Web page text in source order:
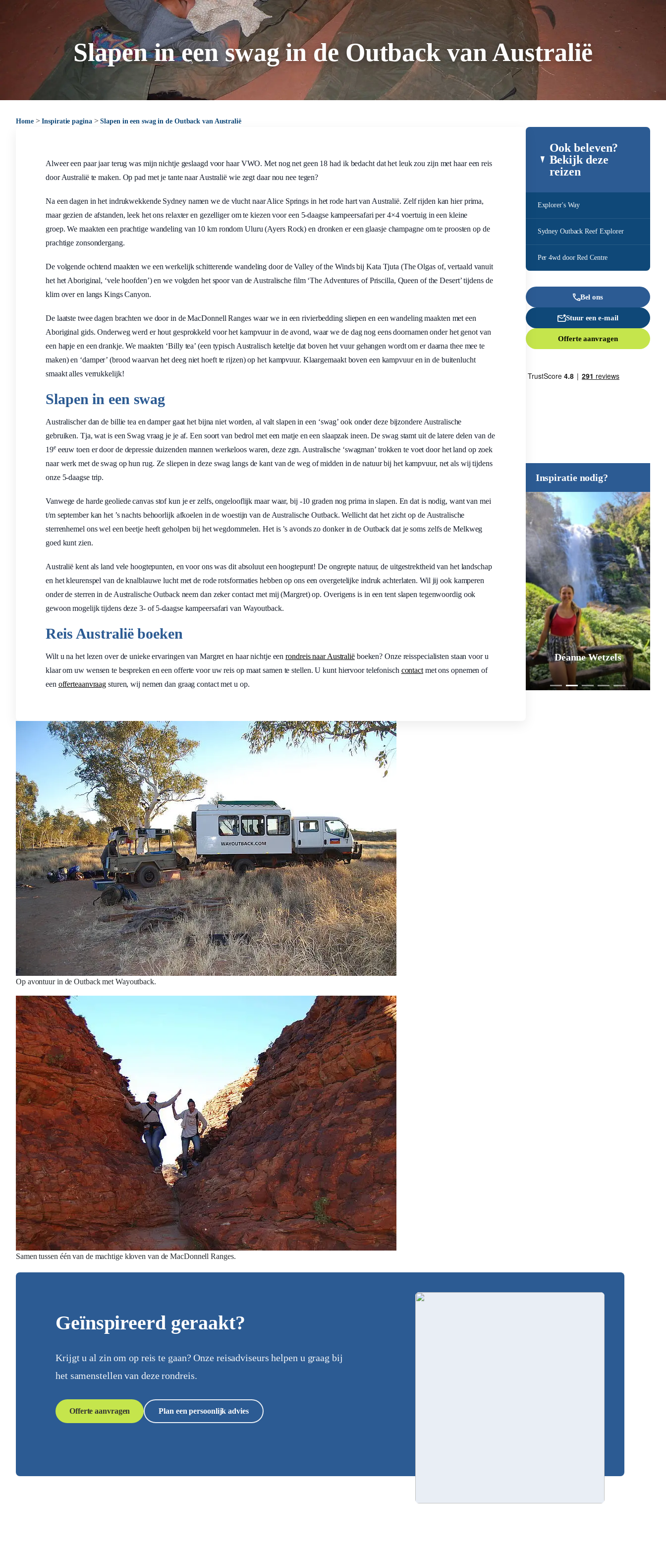
Slapen in een swag in de Outback van Australië
Home>Inspiratie pagina>Slapen in een swag in de Outback van Australië
Ook beleven?
Bekijk deze
reizen
Explorer's Way
Sydney Outback Reef Explorer
Per 4wd door Red Centre
Bel ons
Stuur een e-mail
Offerte aanvragen
Inspiratie nodig?
Déanne Wetzels
Alweer een paar jaar terug was mijn nichtje geslaagd voor haar VWO. Met nog net geen 18 had ik bedacht dat het leuk zou zijn met haar een reis
door Australië te maken. Op pad met je tante naar Australië wie zegt daar nou nee tegen?
Na een dagen in het indrukwekkende Sydney namen we de vlucht naar Alice Springs in het rode hart van Australië. Zelf rijden kan hier prima,
maar gezien de afstanden, leek het ons relaxter en gezelliger om te kiezen voor een 5-daagse kampeersafari per 4×4 voertuig in een kleine
groep. We maakten een prachtige wandeling van 10 km rondom Uluru (Ayers Rock) en dronken er een glaasje champagne om te proosten op de
prachtige zonsondergang.
De volgende ochtend maakten we een werkelijk schitterende wandeling door de Valley of the Winds bij Kata Tjuta (The Olgas of, vertaald vanuit
het het Aboriginal, ‘vele hoofden’) en we volgden het spoor van de Australische film ‘The Adventures of Priscilla, Queen of the Desert’ tijdens de
klim over en langs Kings Canyon.
De laatste twee dagen brachten we door in de MacDonnell Ranges waar we in een rivierbedding sliepen en een wandeling maakten met een
Aboriginal gids. Onderweg werd er hout gesprokkeld voor het kampvuur in de avond, waar we de dag nog eens doornamen onder het genot van
een hapje en een drankje. We maakten ‘Billy tea’ (een typisch Australisch keteltje dat boven het vuur gehangen wordt om er daarna thee mee te
maken) en ‘damper’ (brood waarvan het deeg niet hoeft te rijzen) op het kampvuur. Klaargemaakt boven een kampvuur en in de buitenlucht
smaakt alles verrukkelijk!
Slapen in een swag
Australischer dan de billie tea en damper gaat het bijna niet worden, al valt slapen in een ‘swag’ ook onder deze bijzondere Australische
gebruiken. Tja, wat is een Swag vraag je je af. Een soort van bedrol met een matje en een slaapzak ineen. De swag stamt uit de latere delen van de
19eeeuw toen er door de depressie duizenden mannen werkeloos waren, deze zgn. Australische ‘swagman’ trokken te voet door het land op zoek
naar werk met de swag op hun rug. Ze sliepen in deze swag langs de kant van de weg of midden in de natuur bij het kampvuur, net als wij tijdens
onze 5-daagse trip.
Vanwege de harde geoliede canvas stof kun je er zelfs, ongelooflijk maar waar, bij -10 graden nog prima in slapen. En dat is nodig, want van mei
t/m september kan het ’s nachts behoorlijk afkoelen in de woestijn van de Australische Outback. Wellicht dat het zicht op de Australische
sterrenhemel ons wel een beetje heeft geholpen bij het wegdommelen. Het is ’s avonds zo donker in de Outback dat je soms zelfs de Melkweg
goed kunt zien.
Australië kent als land vele hoogtepunten, en voor ons was dit absoluut een hoogtepunt! De ongrepte natuur, de uitgestrektheid van het landschap
en het kleurenspel van de knalblauwe lucht met de rode rotsformaties hebben op ons een overgetelijke indruk achterlaten. Wil jij ook kamperen
onder de sterren in de Australische Outback neem dan zeker contact met mij (Margret) op. Overigens is in een tent slapen tegenwoordig ook
gewoon mogelijk tijdens deze 3- of 5-daagse kampeersafari van Wayoutback.
Reis Australië boeken
Wilt u na het lezen over de unieke ervaringen van Margret en haar nichtje eenrondreis naar Australiëboeken? Onze reisspecialisten staan voor u
klaar om uw wensen te bespreken en een offerte voor uw reis op maat samen te stellen. U kunt hiervoor telefonisch contactmet ons opnemen of
een offerteaanvraag sturen, wij nemen dan graag contact met u op.
Op avontuur in de Outback met Wayoutback.
Samen tussen één van de machtige kloven van de MacDonnell Ranges.
Geïnspireerd geraakt?
Krijgt u al zin om op reis te gaan? Onze reisadviseurs helpen u graag bij
het samenstellen van deze rondreis.
Offerte aanvragen Plan een persoonlijk advies